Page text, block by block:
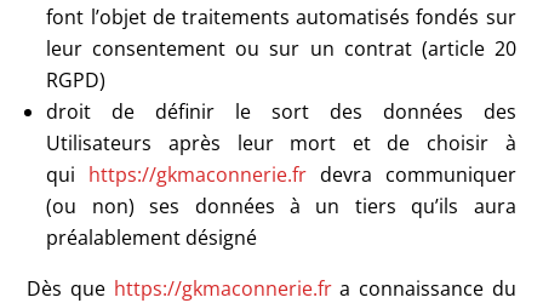
font l’objet de traitements automatisés fondés sur
leur consentement ou sur un contrat (article 20
RGPD)
droit de définir le sort des données des
Utilisateurs après leur mort et de choisir à
qui https://gkmaconnerie.fr devra communiquer
(ou non) ses données à un tiers qu’ils aura
préalablement désigné
Dès que https://gkmaconnerie.fr a connaissance du